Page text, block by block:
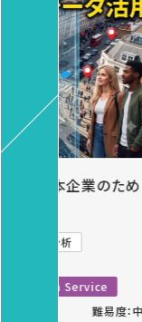
人流データ
持ち得ない、
小売・卸売
オルタナティブデー
Location AI